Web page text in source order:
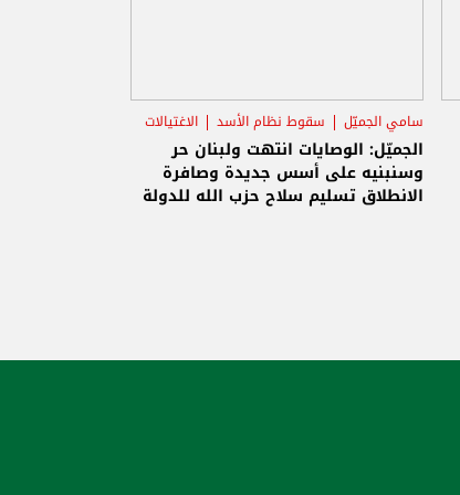
سامي الجميّل سقوط نظام الأسد الاغتيالات
الجميّل: الوصايات انتهت ولبنان حر
وسنبنيه على أسس جديدة وصافرة
الانطلاق تسليم سلاح حزب الله للدولة